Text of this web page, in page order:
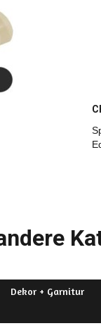
Dekor + Garnitur